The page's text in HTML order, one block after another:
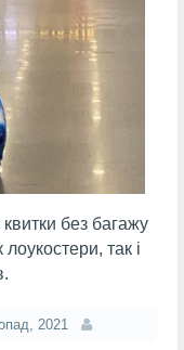
без багажу
так і
2021